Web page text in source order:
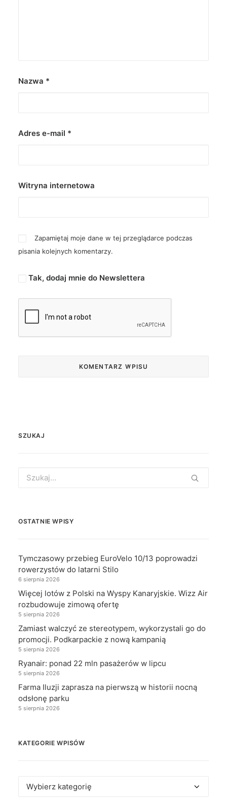
Nazwa *
Adres e-mail *
Witryna internetowa
Zapamiętaj moje dane w tej przeglądarce podczas
pisania kolejnych komentarzy.
Tak, dodaj mnie do Newslettera
SZUKAJ
for:
OSTATNIE WPISY
Tymczasowy przebieg EuroVelo 10/13 poprowadzi
rowerzystów do latarni Stilo
6 sierpnia 2026
Więcej lotów z Polski na Wyspy Kanaryjskie. Wizz Air
rozbudowuje zimową ofertę
5 sierpnia 2026
Zamiast walczyć ze stereotypem, wykorzystali go do
promocji. Podkarpackie z nową kampanią
5 sierpnia 2026
Ryanair: ponad 22 mln pasażerów w lipcu
5 sierpnia 2026
Farma Iluzji zaprasza na pierwszą w historii nocną
odsłonę parku
5 sierpnia 2026
KATEGORIE WPISÓW
Kategorie